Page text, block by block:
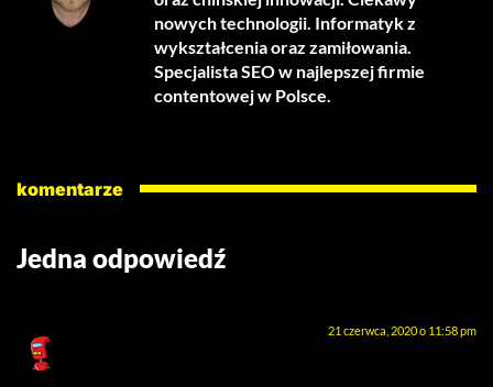
nowych technologii. Informatyk z
wykształcenia oraz zamiłowania.
Specjalista SEO w najlepszej firmie
contentowej w Polsce.
komentarze
Jedna odpowiedź
21 czerwca, 2020 o 11:58 pm